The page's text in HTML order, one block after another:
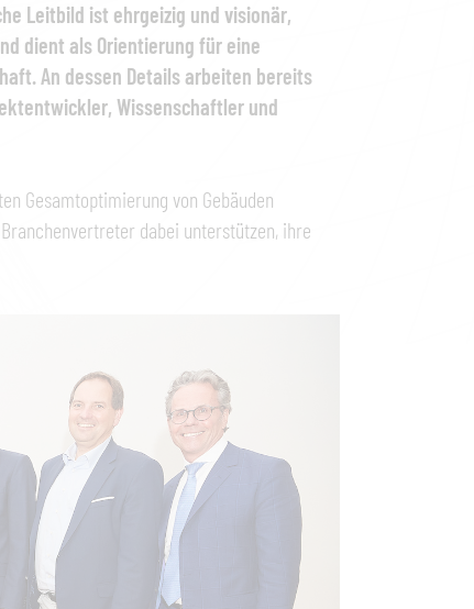
Leitbild ist ehrgeizig und visionär,
dient als Orientierung für eine
An dessen Details arbeiten bereits
Wissenschaftler und
Gesamtoptimierung von Gebäuden
dabei unterstützen, ihre